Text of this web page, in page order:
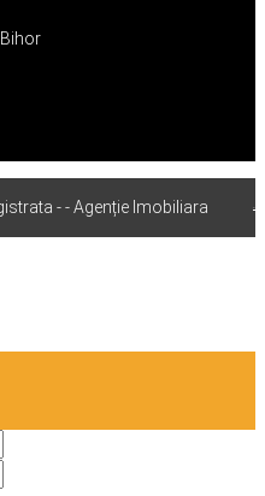
- - Agenție Imobiliara